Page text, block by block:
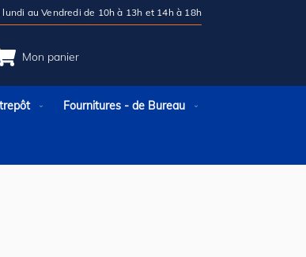
lundi au Vendredi de 10h à 13h et 14h à 18h
Mon panier
Fournitures - de Bureau